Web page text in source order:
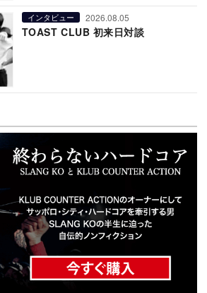
インタビュー 2026.08.05
TOAST CLUB 初来日対談